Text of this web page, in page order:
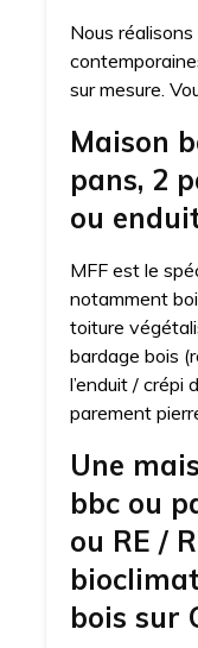
Nous
sur mesure.
Maison
pans, 2
ou
MFF est le
notamment
toiture
bardage bois
l’enduit / crépi
parement
Une
bbc ou
ou RE /
bois sur